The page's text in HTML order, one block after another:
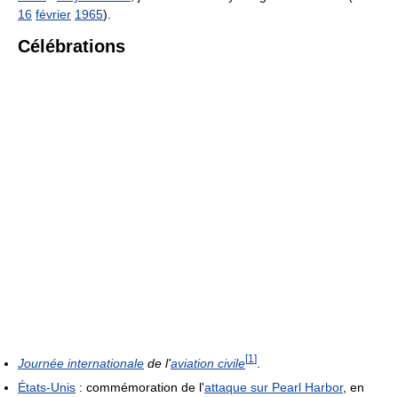
16 février 1965).
Célébrations
Journée internationale de l'aviation civile[1 ]
États-Unis : commémoration de l'attaque sur Pearl Harbor, en